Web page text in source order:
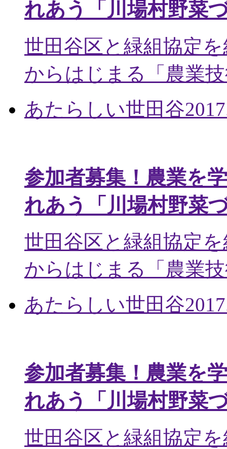
れあう「川場村野菜
世田谷区と緑組協定
からはじまる「農業
あたらしい世田谷
参加者募集！農業を
れあう「川場村野菜
世田谷区と緑組協定
からはじまる「農業
あたらしい世田谷
参加者募集！農業を
れあう「川場村野菜
世田谷区と緑組協定